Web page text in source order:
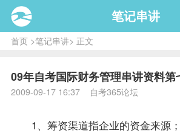
笔记串讲
首页>笔记串讲> 正文
09年自考国际财务管理串讲资料第
2009-09-17 16:37 自考365论坛
1、筹资渠道指企业的资金来源